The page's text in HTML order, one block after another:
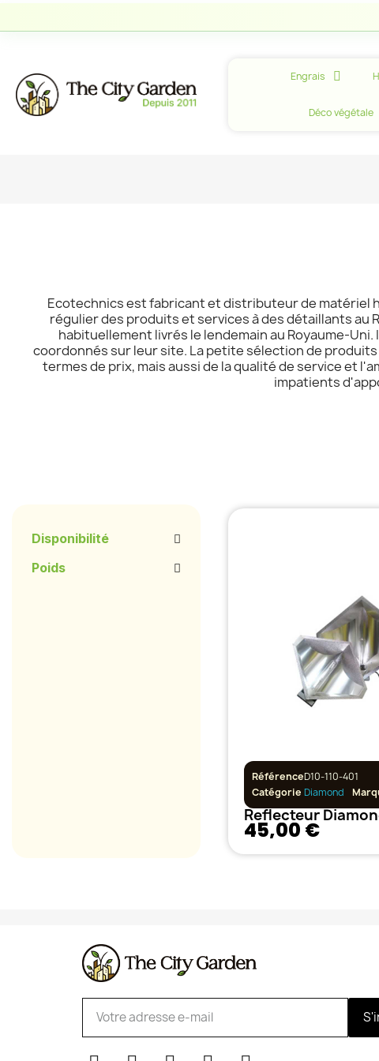
Engrais
Déco végétale
Ecotechnics est fabricant et distributeur de matériel
régulier des produits et services à des détaillants au
habituellement livrés le lendemain au Royaume-
coordonnés sur leur site. La petite sélection de
termes de prix, mais aussi de la qualité de service et
impatients
Disponibilité
Poids
RéférenceD10-110-401
Catégorie Diamond
45,00 €